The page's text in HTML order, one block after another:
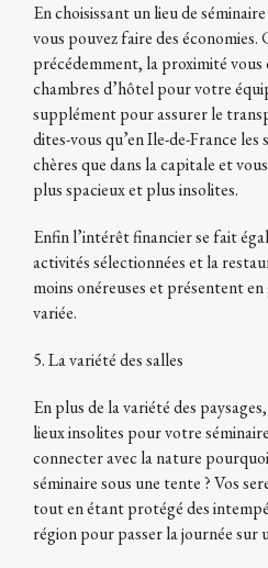
En choisissant un lieu de
vous pouvez faire des économies.
précédemment, la proximité vous
chambres d’hôtel pour votre
supplément pour assurer le
dites-vous qu’en Ile-de-France
chères que dans la capitale et
plus spacieux et plus insolites.
Enfin l’intérêt financier se fait
activités sélectionnées et la
moins onéreuses et présentent
variée.
5. La variété des salles
En plus de la variété des
lieux insolites pour votre
connecter avec la nature
séminaire sous une tente ? Vos
tout en étant protégé des
région pour passer la journée sur